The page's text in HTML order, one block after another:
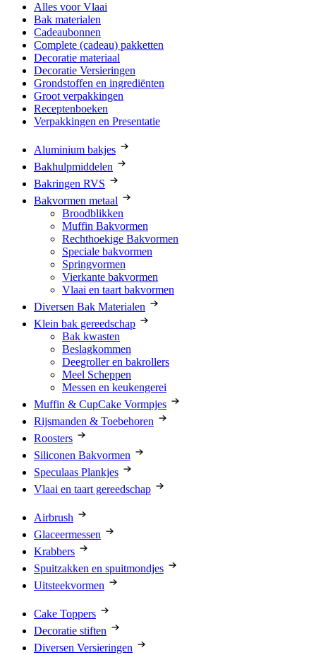
Alles voor Vlaai
Bak materialen
Cadeaubonnen
Complete (cadeau) pakketten
Decoratie materiaal
Decoratie Versieringen
Grondstoffen en ingrediënten
Groot verpakkingen
Receptenboeken
Verpakkingen en Presentatie
Aluminium bakjes
Bakhulpmiddelen
Bakringen RVS
Bakvormen metaal
Broodblikken
Muffin Bakvormen
Rechthoekige Bakvormen
Speciale bakvormen
Springvormen
Vierkante bakvormen
Vlaai en taart bakvormen
Diversen Bak Materialen
Klein bak gereedschap
Bak kwasten
Beslagkommen
Deegroller en bakrollers
Meel Scheppen
Messen en keukengerei
Muffin & CupCake Vormpjes
Rijsmanden & Toebehoren
Roosters
Siliconen Bakvormen
Speculaas Plankjes
Vlaai en taart gereedschap
Airbrush
Glaceermessen
Krabbers
Spuitzakken en spuitmondjes
Uitsteekvormen
Cake Toppers
Decoratie stiften
Diversen Versieringen